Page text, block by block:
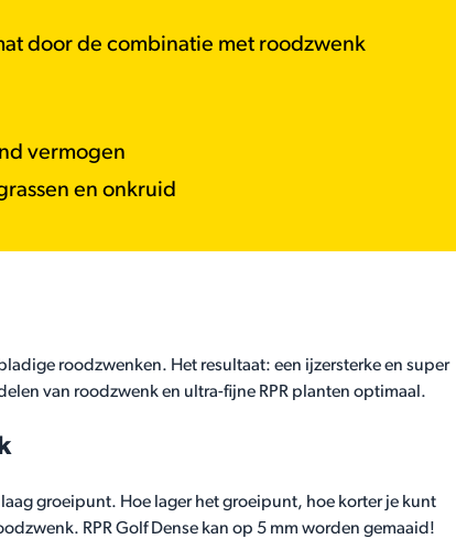
door de combinatie met roodzwenk
vermogen
en onkruid
roodzwenken. Het resultaat: een ijzersterke en super
van roodzwenk en ultra-fijne RPR planten optimaal.
laag groeipunt. Hoe lager het groeipunt, hoe korter je kunt
RPR Golf Dense kan op 5 mm worden gemaaid!